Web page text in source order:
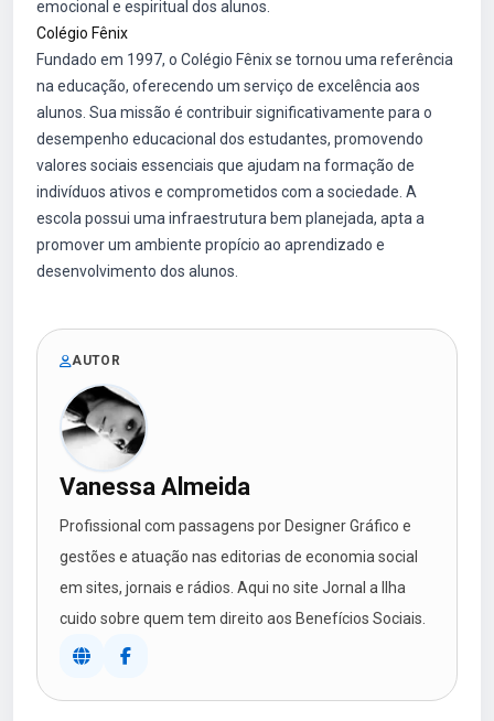
emocional e espiritual dos alunos.
Colégio Fênix
Fundado em 1997, o Colégio Fênix se tornou uma referência
na educação, oferecendo um serviço de excelência aos
alunos. Sua missão é contribuir significativamente para o
desempenho educacional dos estudantes, promovendo
valores sociais essenciais que ajudam na formação de
indivíduos ativos e comprometidos com a sociedade. A
escola possui uma infraestrutura bem planejada, apta a
promover um ambiente propício ao aprendizado e
desenvolvimento dos alunos.
AUTOR
Vanessa Almeida
Profissional com passagens por Designer Gráfico e
gestões e atuação nas editorias de economia social
em sites, jornais e rádios. Aqui no site Jornal a Ilha
cuido sobre quem tem direito aos Benefícios Sociais.